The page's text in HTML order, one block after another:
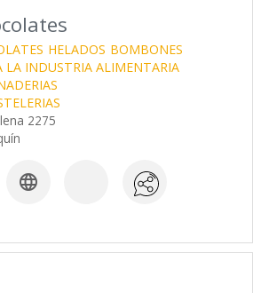
HELADOS BOMBONES
LA INDUSTRIA ALIMENTARIA
2275
